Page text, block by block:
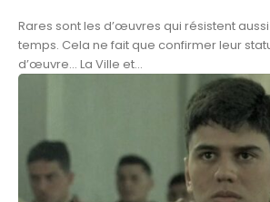
Rares sont les d’œuvres qui résistent
temps. Cela ne fait que confirmer leur
d’œuvre... La Ville et...